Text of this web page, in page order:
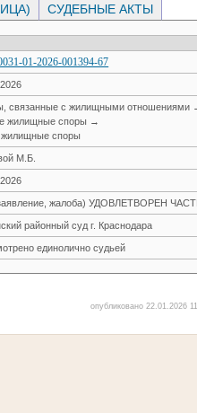
СУДЕБНЫЕ АКТЫ
01-2026-001394-67
связанные с жилищными отношениями
жилищные споры →
споры
М.Б.
жалоба) УДОВЛЕТВОРЕН
районный суд г. Краснодара
единолично судьей
опубликовано 22.01.2026